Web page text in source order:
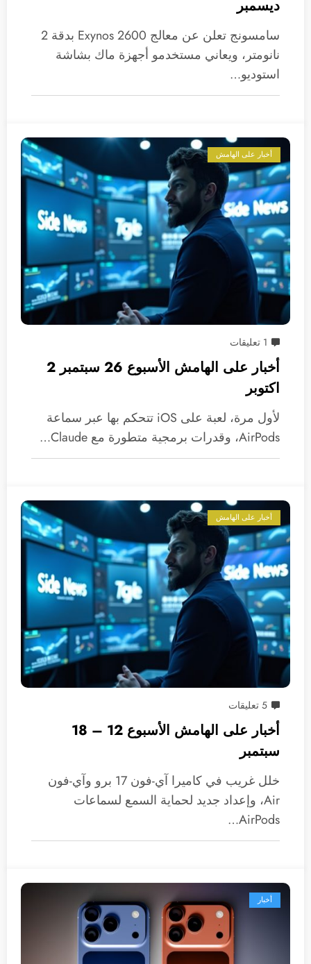
ديسمبر
سامسونج تعلن عن معالج Exynos 2600 بدقة 2
نانومتر، ويعاني مستخدمو أجهزة ماك بشاشة
استوديو…
أخبار على الهامش
1 تعليقات
أخبار على الهامش الأسبوع 26 سبتمبر 2
اكتوبر
لأول مرة، لعبة على iOS تتحكم بها عبر سماعة
AirPods، وقدرات برمجية متطورة مع Claude…
أخبار على الهامش
5 تعليقات
أخبار على الهامش الأسبوع 12 – 18
سبتمبر
خلل غريب في كاميرا آي-فون 17 برو وآي-فون
Air، وإعداد جديد لحماية السمع لسماعات
AirPods…
أخبار